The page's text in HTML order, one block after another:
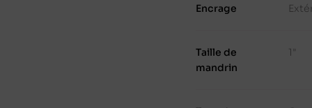
Encrage
Taille de
mandrin
1"